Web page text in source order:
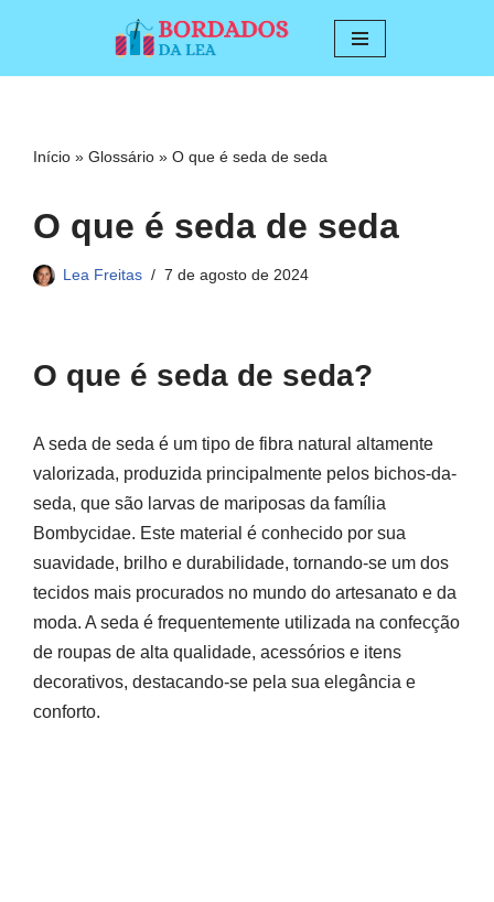
conteúdo
Início » Glossário » O que é seda de seda
O que é seda de seda
Lea Freitas 7 de agosto de 2024
O que é seda de seda?
A seda de seda é um tipo de fibra natural altamente
valorizada, produzida principalmente pelos bichos-da-
seda, que são larvas de mariposas da família
Bombycidae. Este material é conhecido por sua
suavidade, brilho e durabilidade, tornando-se um dos
tecidos mais procurados no mundo do artesanato e da
moda. A seda é frequentemente utilizada na confecção
de roupas de alta qualidade, acessórios e itens
decorativos, destacando-se pela sua elegância e
conforto.